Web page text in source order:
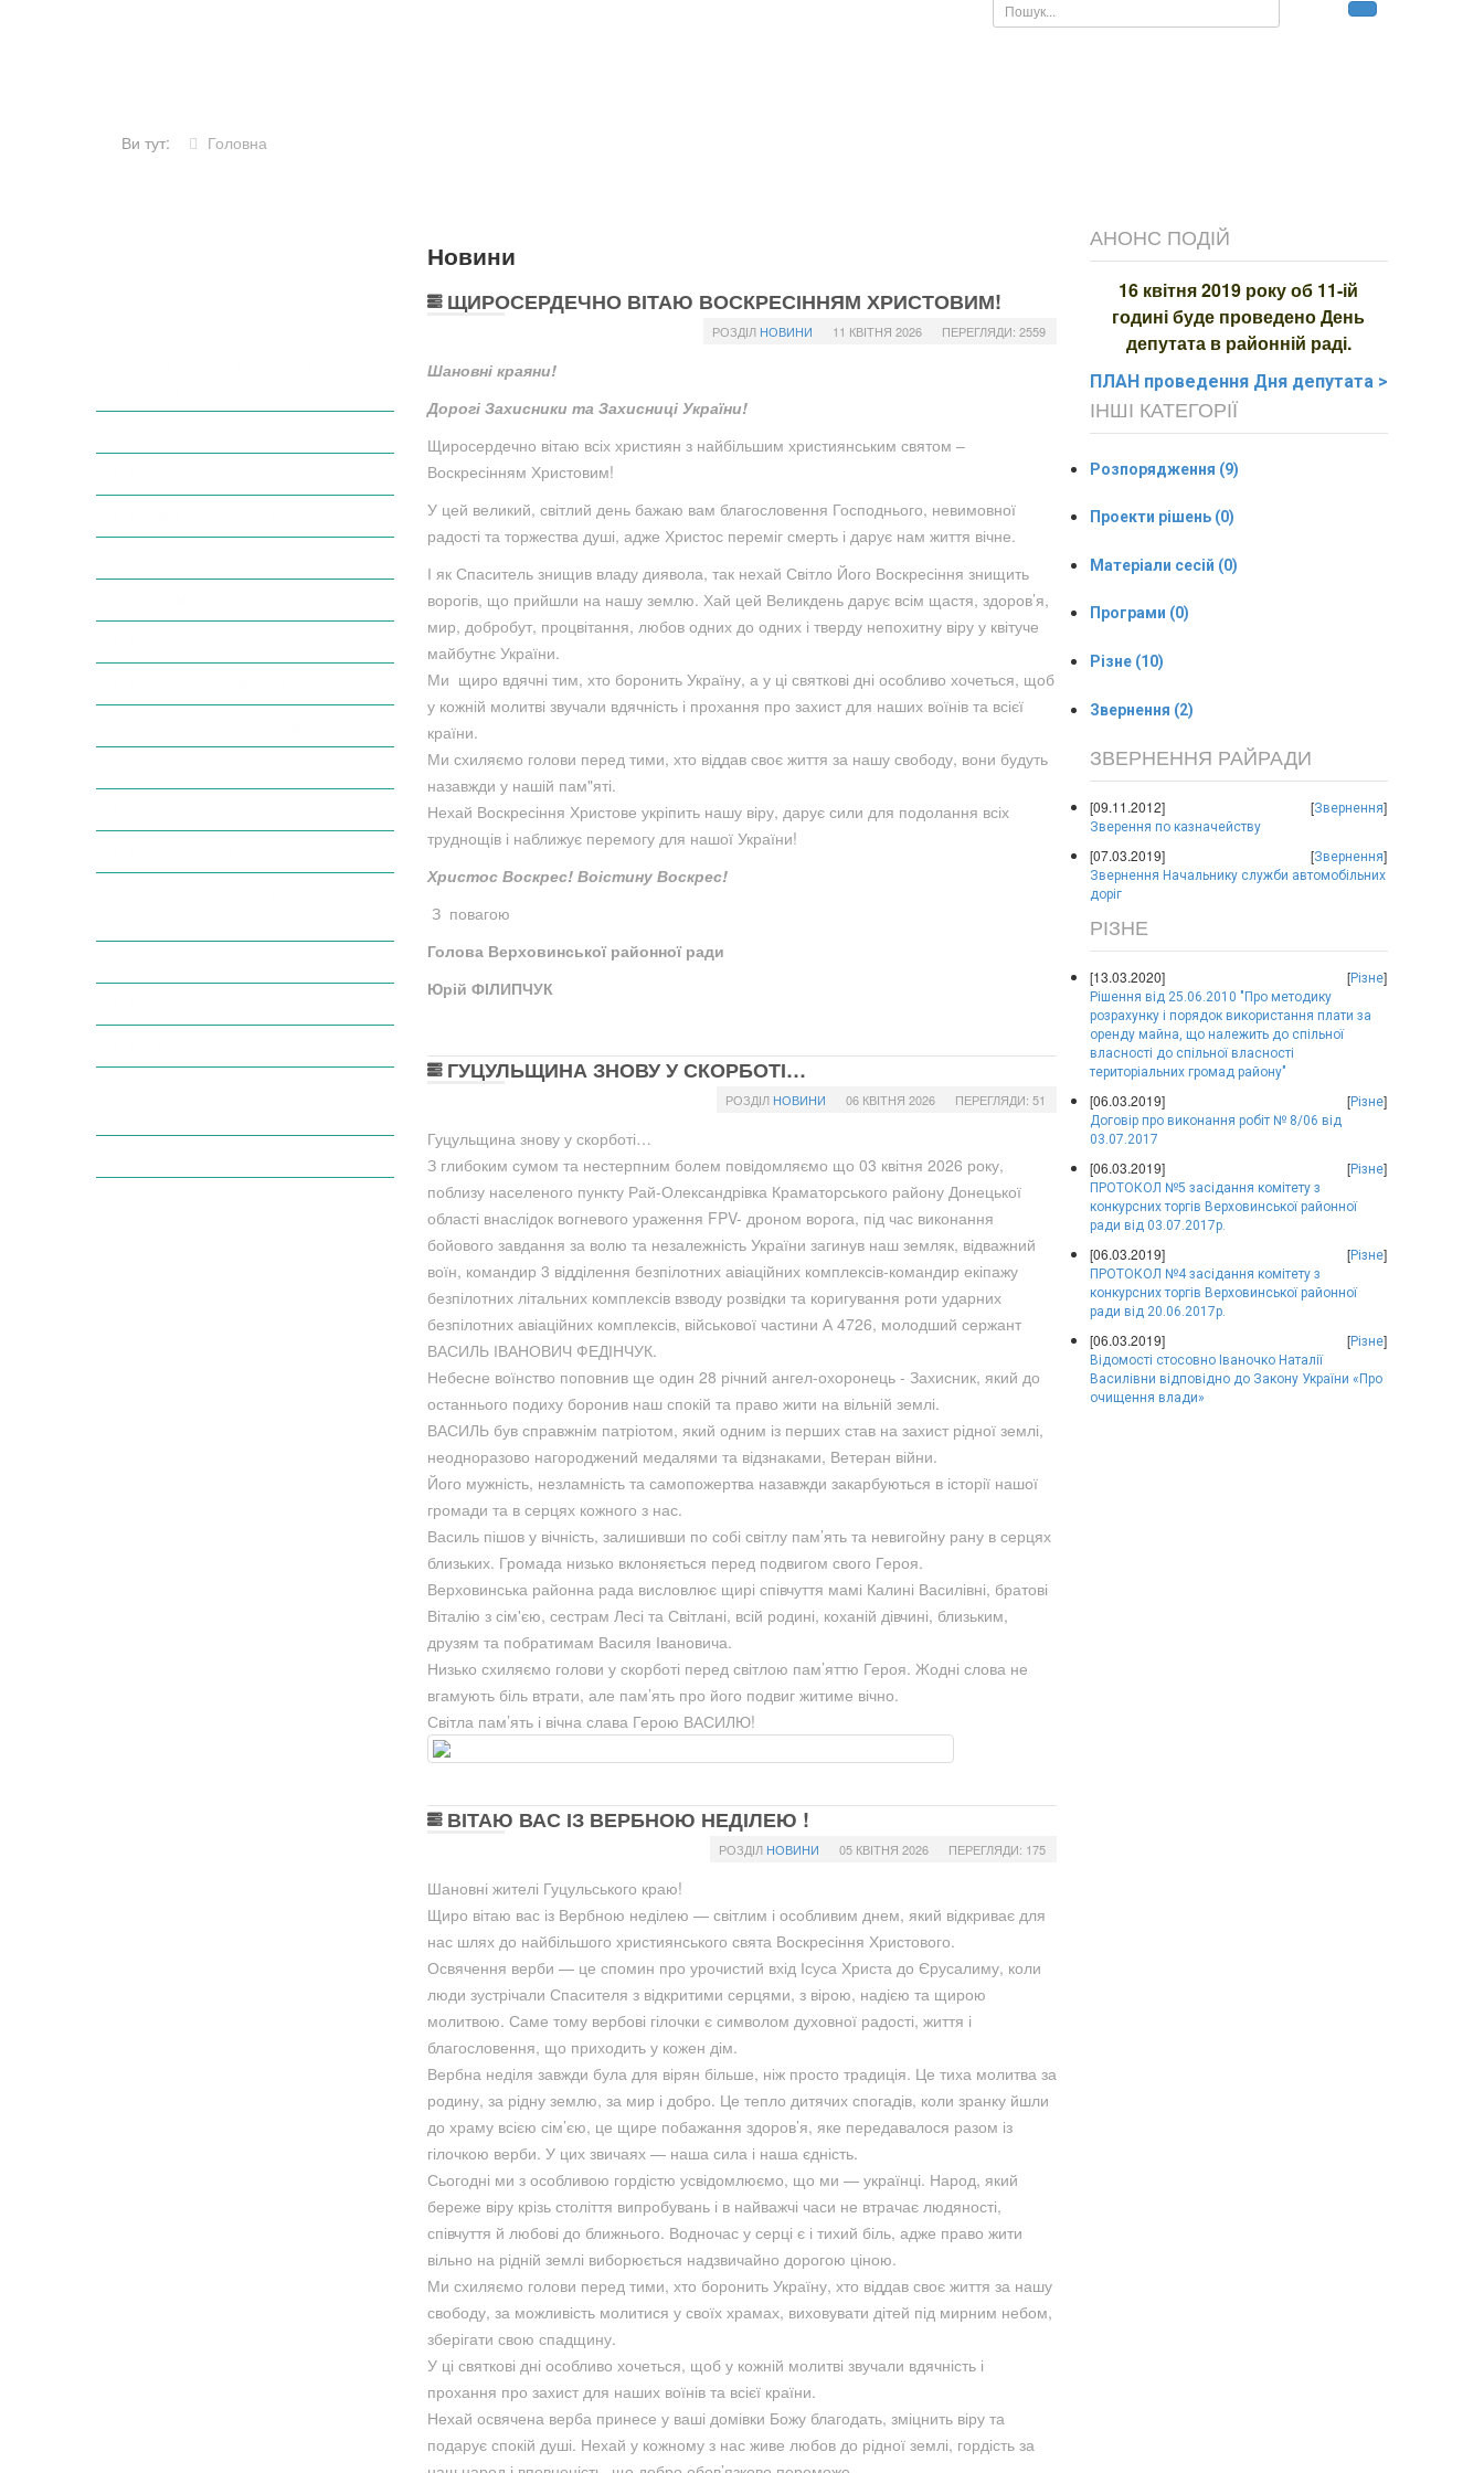
Ви тут: Головна
Новини
ЩИРОСЕРДЕЧНО ВІТАЮ ВОСКРЕСІННЯМ ХРИСТОВИМ!
РОЗДІЛ НОВИНИ 11 КВІТНЯ 2026 ПЕРЕГЛЯДИ: 2559
Шановні краяни!
Дорогі Захисники та Захисниці України!
Щиросердечно вітаю всіх християн з найбільшим християнським святом –
Воскресінням Христовим!
У цей великий, світлий день бажаю вам благословення Господнього, невимовної
радості та торжества душі, адже Христос переміг смерть і дарує нам життя вічне.
І як Спаситель знищив владу диявола, так нехай Світло Його Воскресіння знищить
ворогів, що прийшли на нашу землю. Хай цей Великдень дарує всім щастя, здоров’я,
мир, добробут, процвітання, любов одних до одних і тверду непохитну віру у квітуче
майбутнє України.
Ми щиро вдячні тим, хто боронить Україну, а у ці святкові дні особливо хочеться, щоб
у кожній молитві звучали вдячність і прохання про захист для наших воїнів та всієї
країни.
Ми схиляємо голови перед тими, хто віддав своє життя за нашу свободу, вони будуть
назавжди у нашій пам"яті.
Нехай Воскресіння Христове укріпить нашу віру, дарує сили для подолання всіх
труднощів і наближує перемогу для нашої України!
Христос Воскрес! Воістину Воскрес!
З повагою
Голова Верховинської районної ради
Юрій ФІЛИПЧУК
ГУЦУЛЬЩИНА ЗНОВУ У СКОРБОТІ…
РОЗДІЛ НОВИНИ 06 КВІТНЯ 2026 ПЕРЕГЛЯДИ: 51
Гуцульщина знову у скорботі…
З глибоким сумом та нестерпним болем повідомляємо що 03 квітня 2026 року,
поблизу населеного пункту Рай-Олександрівка Краматорського району Донецької
області внаслідок вогневого ураження FPV- дроном ворога, під час виконання
бойового завдання за волю та незалежність України загинув наш земляк, відважний
воїн, командир 3 відділення безпілотних авіаційних комплексів-командир екіпажу
безпілотних літальних комплексів взводу розвідки та коригування роти ударних
безпілотних авіаційних комплексів, військової частини А 4726, молодший сержант
ВАСИЛЬ ІВАНОВИЧ ФЕДІНЧУК.
Небесне воїнство поповнив ще один 28 річний ангел-охоронець - Захисник, який до
останнього подиху боронив наш спокій та право жити на вільній землі.
ВАСИЛЬ був справжнім патріотом, який одним із перших став на захист рідної землі,
неодноразово нагороджений медалями та відзнаками, Ветеран війни.
Його мужність, незламність та самопожертва назавжди закарбуються в історії нашої
громади та в серцях кожного з нас.
Василь пішов у вічність, залишивши по собі світлу пам’ять та невигойну рану в серцях
близьких. Громада низько вклоняється перед подвигом свого Героя.
Верховинська районна рада висловлює щирі співчуття мамі Калині Василівні, братові
Віталію з сім'єю, сестрам Лесі та Світлані, всій родині, коханій дівчині, близьким,
друзям та побратимам Василя Івановича.
Низько схиляємо голови у скорботі перед світлою пам’яттю Героя. Жодні слова не
вгамують біль втрати, але пам’ять про його подвиг житиме вічно.
Світла пам’ять і вічна слава Герою ВАСИЛЮ!
ВІТАЮ ВАС ІЗ ВЕРБНОЮ НЕДІЛЕЮ !
РОЗДІЛ НОВИНИ 05 КВІТНЯ 2026 ПЕРЕГЛЯДИ: 175
Шановні жителі Гуцульського краю!
Щиро вітаю вас із Вербною неділею — світлим і особливим днем, який відкриває для
нас шлях до найбільшого християнського свята Воскресіння Христового.
Освячення верби — це спомин про урочистий вхід Ісуса Христа до Єрусалиму, коли
люди зустрічали Спасителя з відкритими серцями, з вірою, надією та щирою
молитвою. Саме тому вербові гілочки є символом духовної радості, життя і
благословення, що приходить у кожен дім.
Вербна неділя завжди була для вірян більше, ніж просто традиція. Це тиха молитва за
родину, за рідну землю, за мир і добро. Це тепло дитячих спогадів, коли зранку йшли
до храму всією сім’єю, це щире побажання здоров’я, яке передавалося разом із
гілочкою верби. У цих звичаях — наша сила і наша єдність.
Сьогодні ми з особливою гордістю усвідомлюємо, що ми — українці. Народ, який
береже віру крізь століття випробувань і в найважчі часи не втрачає людяності,
співчуття й любові до ближнього. Водночас у серці є і тихий біль, адже право жити
вільно на рідній землі виборюється надзвичайно дорогою ціною.
Ми схиляємо голови перед тими, хто боронить Україну, хто віддав своє життя за нашу
свободу, за можливість молитися у своїх храмах, виховувати дітей під мирним небом,
зберігати свою спадщину.
У ці святкові дні особливо хочеться, щоб у кожній молитві звучали вдячність і
прохання про захист для наших воїнів та всієї країни.
Нехай освячена верба принесе у ваші домівки Божу благодать, зміцнить віру та
подарує спокій душі. Нехай у кожному з нас живе любов до рідної землі, гордість за
АНОНС ПОДІЙ
16 квітня 2019 року об 11-ій
годині буде проведено День
депутата в районній раді.
ПЛАН проведення Дня депутата >
ІНШІ КАТЕГОРІЇ
Розпорядження (9)
Проекти рішень (0)
Матеріали сесій (0)
Програми (0)
Різне (10)
Звернення (2)
ЗВЕРНЕННЯ РАЙРАДИ
[09.11.2012] [Звернення]
Зверення по казначейству
[07.03.2019] [Звернення]
Звернення Начальнику служби автомобільних
доріг
РІЗНЕ
[13.03.2020] [Різне]
Рішення від 25.06.2010 "Про методику
розрахунку і порядок використання плати за
оренду майна, що належить до спільної
власності до спільної власності
територіальних громад району"
[06.03.2019] [Різне]
Договір про виконання робіт № 8/06 від
03.07.2017
[06.03.2019] [Різне]
ПРОТОКОЛ №5 засідання комітету з
конкурсних торгів Верховинської районної
ради від 03.07.2017р.
[06.03.2019] [Різне]
ПРОТОКОЛ №4 засідання комітету з
конкурсних торгів Верховинської районної
ради від 20.06.2017р.
[06.03.2019] [Різне]
Відомості стосовно Іваночко Наталії
Василівни відповідно до Закону України «Про
очищення влади»